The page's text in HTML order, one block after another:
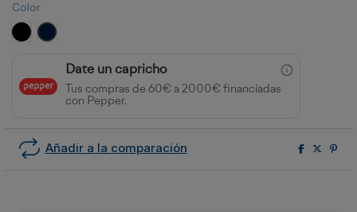
Color
NEGROMARINO
Date un capricho
Tus compras de 60€ a 2000€ financiadas
con Pepper.
Añadir a la comparación